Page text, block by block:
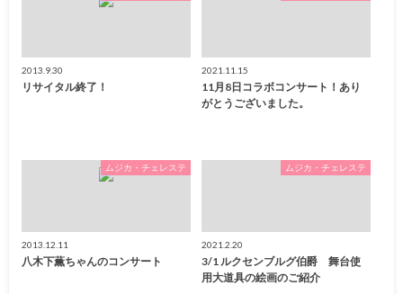
2013.9.30
リサイタル終了！
2021.11.15
11月8日コラボコンサート！あり
がとうございました。
ムジカ・チェレステ
2013.12.11
八木下薫ちゃんのコンサート
ムジカ・チェレステ
2021.2.20
3/1 ルクセンブルグ伯爵 舞台使
用大道具の絵画のご紹介